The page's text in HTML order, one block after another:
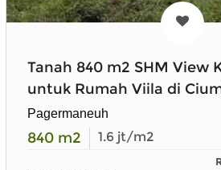
Tanah 840 m2 SHM View
untuk Rumah Viila di
Pagermaneuh
840 m2 1.6 jt/m2